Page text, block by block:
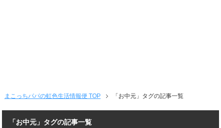
まこっちパパの虹色生活情報便 TOP 「お中元」タグの記事一覧
「お中元」タグの記事一覧